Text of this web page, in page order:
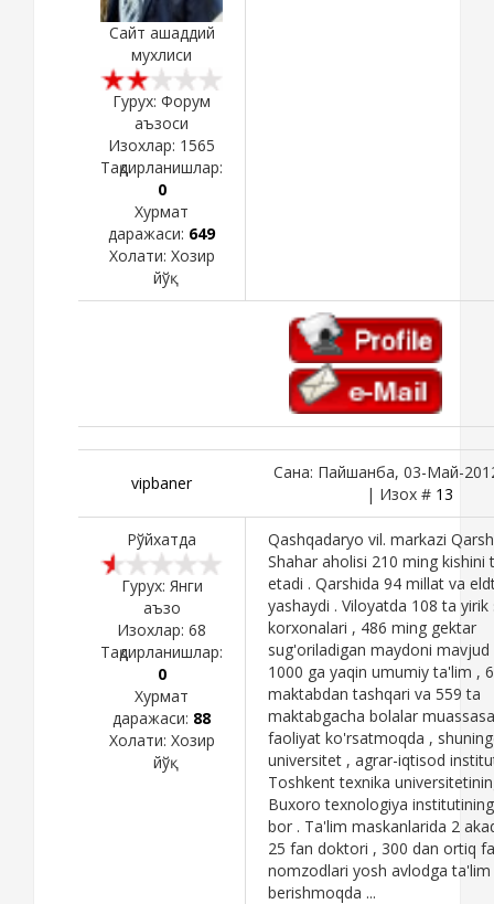
Сайт ашаддий
мухлиси
Гурух: Форум
аъзоси
Изохлар: 1565
Тақдирланишлар:
0
Хурмат
даражаси: 649
Холати: Хозир
йўқ
vipbaner
Сана: Пайшанба, 03-Май-
| Изох # 13
Рўйхатда
Гурух: Янги
аъзо
Изохлар: 68
Тақдирланишлар:
0
Хурмат
даражаси: 88
Холати: Хозир
йўқ
Qashqadaryo vil. markazi
Shahar aholisi 210 ming kishini
etadi . Qarshida 94 millat va
yashaydi . Viloyatda 108 ta
korxonalari , 486 ming gektar
sug'oriladigan maydoni
1000 ga yaqin umumiy ta'lim ,
maktabdan tashqari va 559 ta
maktabgacha bolalar
faoliyat ko'rsatmoqda ,
universitet , agrar-iqtisod
Toshkent texnika
Buxoro texnologiya
bor . Ta'lim maskanlarida 2
25 fan doktori , 300 dan ortiq
nomzodlari yosh avlodga ta'lim
berishmoqda ...